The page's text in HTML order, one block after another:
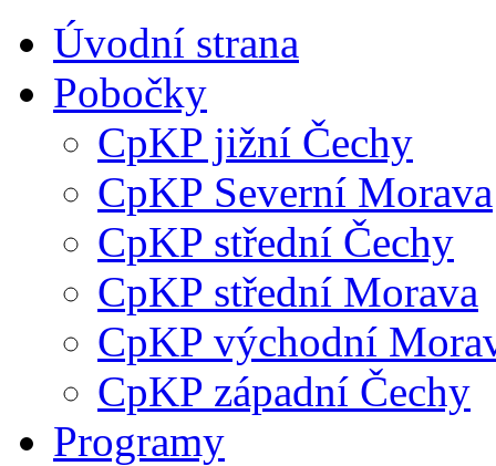
Úvodní strana
Pobočky
CpKP jižní Čechy
CpKP Severní Morava
CpKP střední Čechy
CpKP střední Morava
CpKP východní
CpKP západní Čechy
Programy